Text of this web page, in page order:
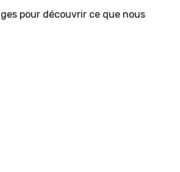
pour découvrir ce que nous